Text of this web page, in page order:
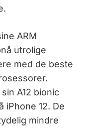
ARM
utrolige
med de beste
A12 bionic
iPhone 12. De
mindre